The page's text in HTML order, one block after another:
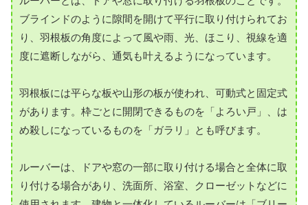
ブラインドのように隙間を開けて平行に取り付けられてお
り、羽根板の角度によって風や雨、光、ほこり、視線を適
度に遮断しながら、通気も叶えるようになっています。
羽根板には平らな板や山形の板が使われ、可動式と固定式
があります。枠ごとに開閉できるものを「よろい戸」、は
め殺しになっているものを「ガラリ」とも呼びます。
ルーバーは、ドアや窓の一部に取り付ける場合と全体に取
り付ける場合があり、洗面所、浴室、クローゼットなどに